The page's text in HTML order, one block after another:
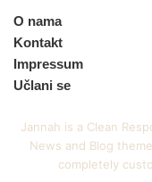
O nama
Kontakt
Impressum
Učlani se
Jannah is a Clean
News and Blog
completely